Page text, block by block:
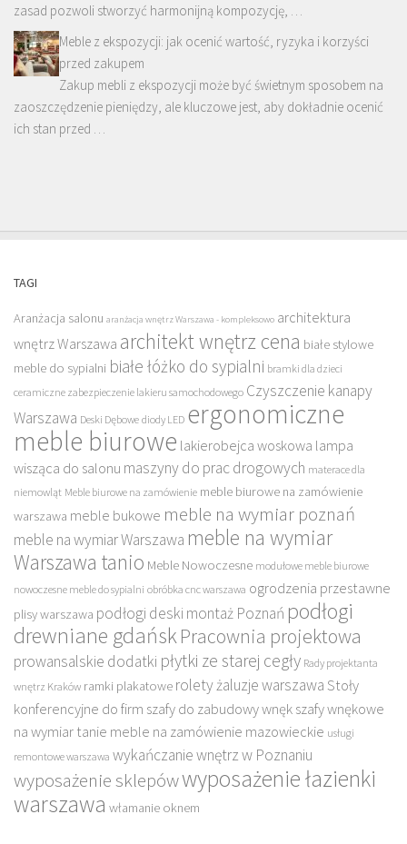
zasad pozwoli stworzyć harmonijną kompozycję, …
Meble z ekspozycji: jak ocenić wartość, ryzyka i korzyści
przed zakupem
Zakup mebli z ekspozycji może być świetnym sposobem na
zaoszczędzenie pieniędzy, ale kluczowe jest, aby dokładnie ocenić
ich stan przed …
TAGI
Aranżacja salonu aranżacja wnętrz Warszawa - kompleksowo architektura
wnętrz Warszawa architekt wnętrz cena białe stylowe
meble do sypialni białe łóżko do sypialni bramki dla dzieci
ceramiczne zabezpieczenie lakieru samochodowego Czyszczenie kanapy
Warszawa Deski Dębowe diody LED ergonomiczne
meble biurowe lakierobejca woskowa lampa
wisząca do salonu maszyny do prac drogowych materace dla
niemowląt Meble biurowe na zamówienie meble biurowe na zamówienie
warszawa meble bukowe meble na wymiar poznań
meble na wymiar Warszawa meble na wymiar
Warszawa tanio Meble Nowoczesne modułowe meble biurowe
nowoczesne meble do sypialni obróbka cnc warszawa ogrodzenia przestawne
plisy warszawa podłogi deski montaż Poznań podłogi
drewniane gdańskPracownia projektowa
prowansalskie dodatki płytki ze starej cegły Rady projektanta
wnętrz Kraków ramki plakatowe rolety żaluzje warszawa Stoły
konferencyjne do firm szafy do zabudowy wnęk szafy wnękowe
na wymiar tanie meble na zamówienie mazowieckie usługi
remontowe warszawa wykańczanie wnętrz w Poznaniu
wyposażenie sklepówwyposażenie łazienki
warszawa włamanie oknem